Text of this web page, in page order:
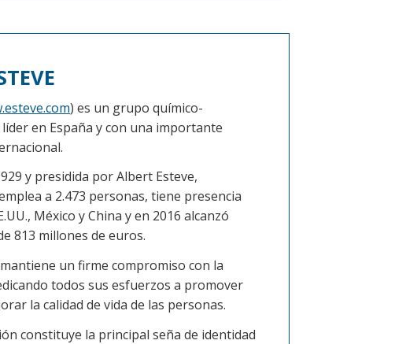
) es un grupo químico-
en España y con una importante
y presidida por Albert Esteve,
a 2.473 personas, tiene presencia
México y China y en 2016 alcanzó
813 millones de euros.
un firme compromiso con la
todos sus esfuerzos a promover
la calidad de vida de las personas.
constituye la principal seña de identidad